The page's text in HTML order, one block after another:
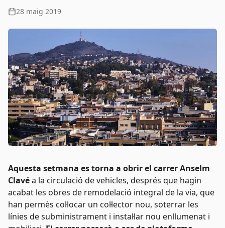
28 maig 2019
Aquesta setmana es torna a obrir el carrer Anselm
Clavéa la circulació de vehicles, després que hagin
acabat les obres de remodelació integral de la via, que
han permès col·locar un col·lector nou, soterrar les
línies de subministrament i instal·lar nou enllumenat i